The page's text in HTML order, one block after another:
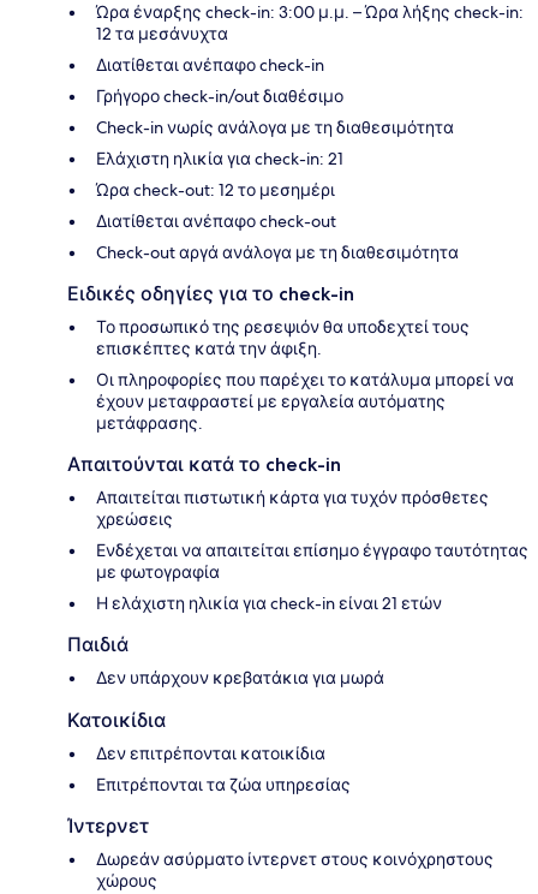
Ώρα έναρξης check-in: 3:00 μ.μ. – Ώρα λήξης check-in:
12 τα μεσάνυχτα
Διατίθεται ανέπαφο check-in
Γρήγορο check-in/out διαθέσιμο
Check-in νωρίς ανάλογα με τη διαθεσιμότητα
Ελάχιστη ηλικία για check-in: 21
Ώρα check-out: 12 το μεσημέρι
Διατίθεται ανέπαφο check-out
Check-out αργά ανάλογα με τη διαθεσιμότητα
Ειδικές οδηγίες για το check-in
Το προσωπικό της ρεσεψιόν θα υποδεχτεί τους
επισκέπτες κατά την άφιξη.
Οι πληροφορίες που παρέχει το κατάλυμα μπορεί να
έχουν μεταφραστεί με εργαλεία αυτόματης
μετάφρασης.
Απαιτούνται κατά το check-in
Απαιτείται πιστωτική κάρτα για τυχόν πρόσθετες
χρεώσεις
Ενδέχεται να απαιτείται επίσημο έγγραφο ταυτότητας
με φωτογραφία
Η ελάχιστη ηλικία για check-in είναι 21 ετών
Παιδιά
Δεν υπάρχουν κρεβατάκια για μωρά
Κατοικίδια
Δεν επιτρέπονται κατοικίδια
Επιτρέπονται τα ζώα υπηρεσίας
Ίντερνετ
Δωρεάν ασύρματο ίντερνετ στους κοινόχρηστους
χώρους